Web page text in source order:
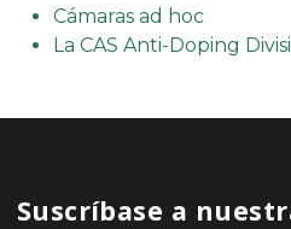
Cámaras ad hoc
La CAS Anti-Doping
Suscríbase a